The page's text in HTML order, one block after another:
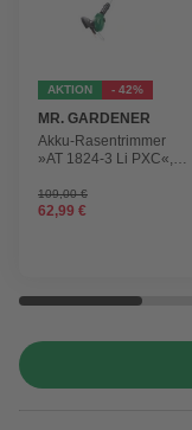
AKTION - 42%
MR. GARDENER
Akku-Rasentrimmer
»AT 1824-3 Li PXC«,
109,00 €
62,99 €